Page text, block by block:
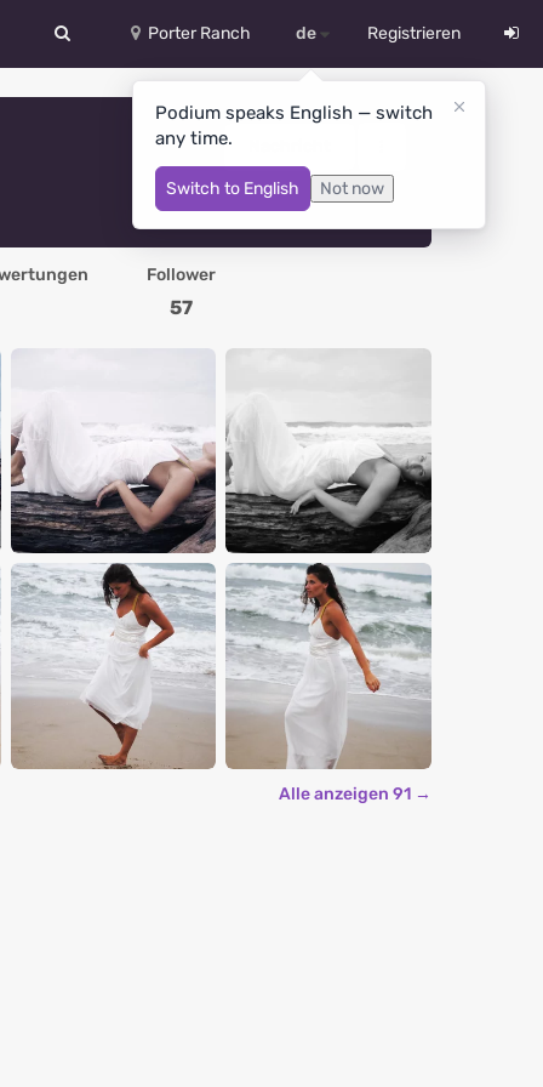
Porter Ranch de
English
Español
Український
Registrieren
Podium speaks English — switch
any time.
Switch to English Not now
Follower
57
Alle anzeigen 91 →